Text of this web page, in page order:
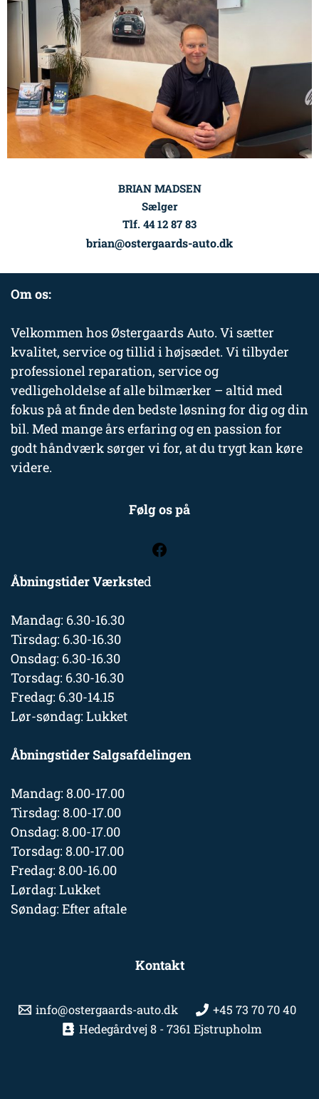
BRIAN MADSEN
Sælger
Tlf. 44 12 87 83
brian@ostergaards-auto.dk
Om os:
Velkommen hos Østergaards Auto. Vi sætter
kvalitet, service og tillid i højsædet. Vi tilbyder
professionel reparation, service og
vedligeholdelse af alle bilmærker – altid med
fokus på at finde den bedste løsning for dig og din
bil. Med mange års erfaring og en passion for
godt håndværk sørger vi for, at du trygt kan køre
videre.
Følg os på
Åbningstider Værksted
Mandag: 6.30-16.30
Tirsdag: 6.30-16.30
Onsdag: 6.30-16.30
Torsdag: 6.30-16.30
Fredag: 6.30-14.15
Lør-søndag: Lukket
Åbningstider Salgsafdelingen
Mandag: 8.00-17.00
Tirsdag: 8.00-17.00
Onsdag: 8.00-17.00
Torsdag: 8.00-17.00
Fredag: 8.00-16.00
Lørdag: Lukket
Søndag: Efter aftale
Kontakt
info@ostergaards-auto.dk
+45 73 70 70 40
Hedegårdvej 8 - 7361 Ejstrupholm